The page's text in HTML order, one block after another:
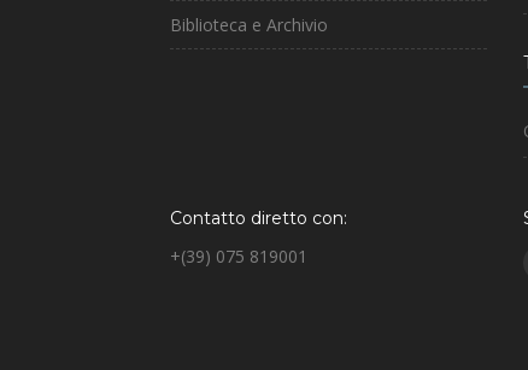
Biblioteca e Archivio
Contatto diretto con:
+(39) 075 819001